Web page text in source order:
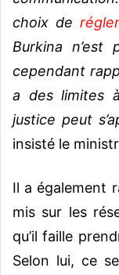
choix de
Burkina
cependant
a des limites
justice peut
insisté le
Il a également
mis sur les
qu’il faille
Selon lui, ce